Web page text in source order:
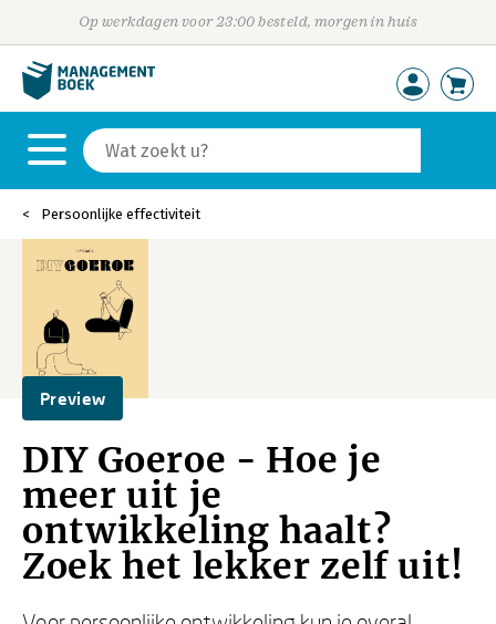
Op werkdagen voor 23:00 besteld, morgen in huis
Persoonlijke effectiviteit
Preview
DIY Goeroe - Hoe je
meer uit je
ontwikkeling haalt?
Zoek het lekker zelf uit!